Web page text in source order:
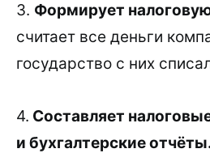
3. Формирует
считает все деньги
государство с них
4. Составляет
и бухгалтерские